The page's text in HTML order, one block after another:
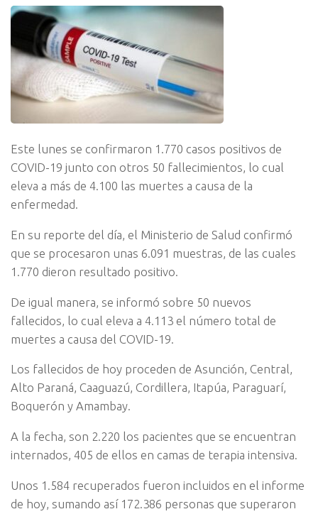
Este lunes se confirmaron 1.770 casos positivos de
COVID-19 junto con otros 50 fallecimientos, lo cual
eleva a más de 4.100 las muertes a causa de la
enfermedad.
En su reporte del día, el Ministerio de Salud confirmó
que se procesaron unas 6.091 muestras, de las cuales
1.770 dieron resultado positivo.
De igual manera, se informó sobre 50 nuevos
fallecidos, lo cual eleva a 4.113 el número total de
muertes a causa del COVID-19.
Los fallecidos de hoy proceden de Asunción, Central,
Alto Paraná, Caaguazú, Cordillera, Itapúa, Paraguarí,
Boquerón y Amambay.
A la fecha, son 2.220 los pacientes que se encuentran
internados, 405 de ellos en camas de terapia intensiva.
Unos 1.584 recuperados fueron incluidos en el informe
de hoy, sumando así 172.386 personas que superaron